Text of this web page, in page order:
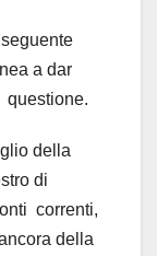
a dar
questione.
della
di
correnti,
della